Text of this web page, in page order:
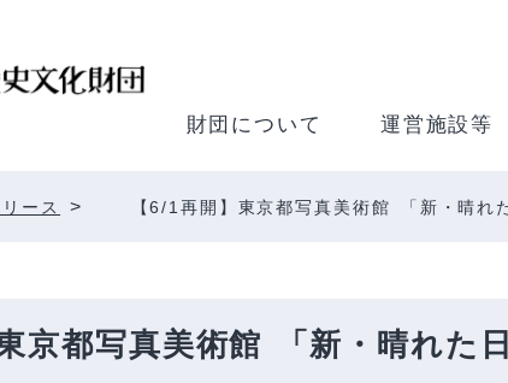
財団について 運営施設等
ース > 【6/1再開】東京都写真美術館 「新・晴れ
京都写真美術館 「新・晴れた